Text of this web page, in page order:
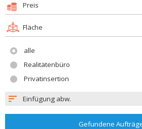
Preis
Fläche
alle
Realitätenbüro
Privatinsertion
Einfügung abw.
Gefundene